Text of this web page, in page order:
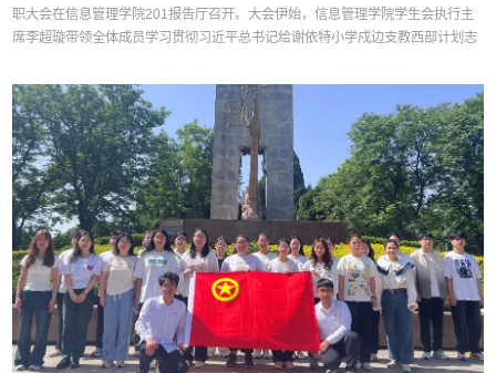
职大会在信息管理学院201报告厅召开。大会伊始，信息管理学院学生会执行主
席李超璇带领全体成员学习贯彻习近平总书记给谢依特小学戍边支教西部计划志
我"誓言转化为服务西部的具体行动，让青春在祖国最需要的地方绽放绚丽之花。
随后，信息管理学院学生会执行主席李超璇从“强化思...